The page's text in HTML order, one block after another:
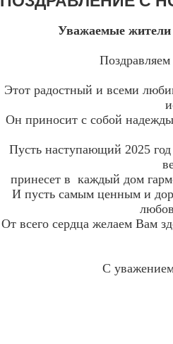
Уважаемые
Этот радостный и всеми
Он приносит с собой
Пусть наступающий 2025
принесет в каждый дом
И пусть самым ценным и
От всего сердца желаем Вам
С